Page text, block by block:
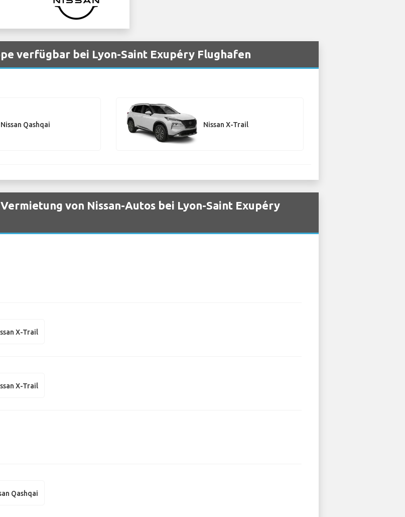
verfügbar bei Lyon-Saint Exupéry Flughafen
Nissan Qashqai Nissan X-Trail
von Nissan-Autos bei Lyon-Saint Exupéry
X-Trail
X-Trail
Qashqai